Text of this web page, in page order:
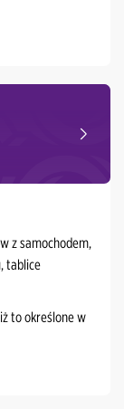
z samochodem,
tablice
to określone w